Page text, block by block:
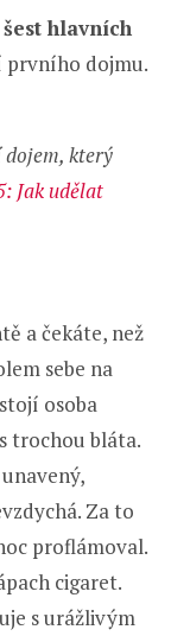
šest hlavních
prvního dojmu.
který
Jak udělat
a čekáte, než
sebe na
osoba
trochou bláta.
Za to
proflámoval.
cigaret.
s urážlivým